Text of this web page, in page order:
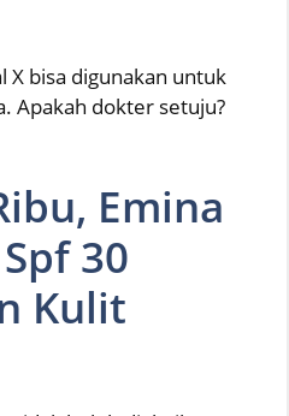
X bisa digunakan untuk
Apakah dokter setuju?
Emina
30
Kulit